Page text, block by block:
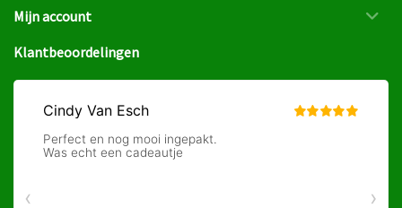
Mijn account
Klantbeoordelingen